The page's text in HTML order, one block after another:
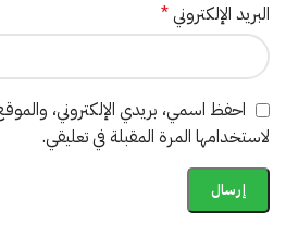
البريد الإلكتروني*
احفظ اسمي، بريدي الإلكتروني،
لاستخدامها المرة المقبلة في تعليقي.